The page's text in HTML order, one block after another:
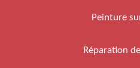
Peinture
Réparation